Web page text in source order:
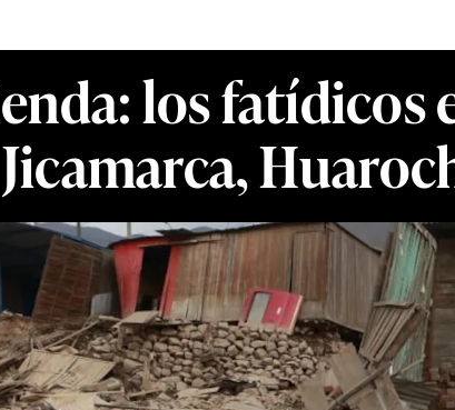
los fatídicos
Jicamarca,